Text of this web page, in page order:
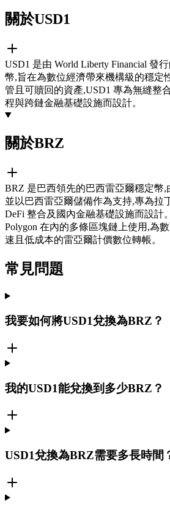
關於USD1
USD1 是由 World Liberty Financial 發
幣,旨在為數位經濟帶來機構級的穩定
管且可贖回的資產,USD1 專為無縫整
程與跨鏈金融基礎設施而設計。
關於BRZ
BRZ 是巴西領先的巴西雷亞爾穩定幣,
並以巴西雷亞爾儲備作為支持,專為拉
DeFi 整合及國內金融基礎設施而設計
Polygon 在內的多條區塊鏈上使用,為
速且低成本的雷亞爾計價數位轉帳。
常見問題
我要如何將USD1兌換為BRZ？
我的USD1能兌換到多少BRZ？
USD1兌換為BRZ需要多長時間